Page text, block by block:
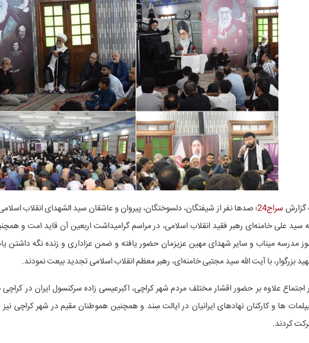
گزارشسراج24
؛ صدها نفر از شیفتگان، دلسوختگان، پیروان و عاشقان سید الشهدای انقلاب
مدرسه میناب و سایر شهدای مهین عزیزمان حضور یافته و ضمن عزاداری و زنده نگه داشتن
بزرگوار، با آیت الله سید مجتبی خامنه‌ای، رهبر معظم انقلاب اسلامی تجدید بیعت نمودند.
اجتماع علاوه بر حضور اقشار مختلف مردم شهر کراچی، اکبرعیسی زاده سرکنسول ایران در کراچی
ها و کارکنان نهادهای ایرانیان در ایالت سِند و همچنین هموطنان مقیم در شهر کراچی
کردند.‌